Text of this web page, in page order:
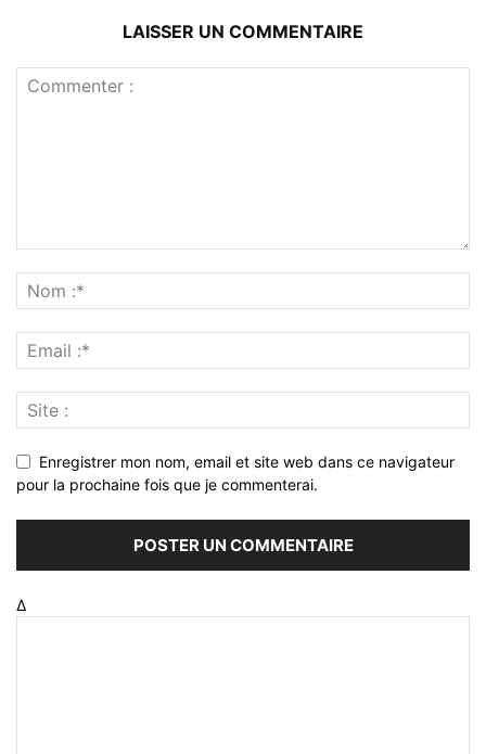
LAISSER UN COMMENTAIRE
Enregistrer mon nom, email et site web dans ce navigateur
pour la prochaine fois que je commenterai.
Δ